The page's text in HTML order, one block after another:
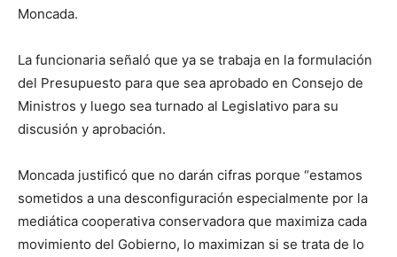
Moncada.
La funcionaria señaló que ya se trabaja en la formulación
del Presupuesto para que sea aprobado en Consejo de
Ministros y luego sea turnado al Legislativo para su
discusión y aprobación.
Moncada justificó que no darán cifras porque “estamos
sometidos a una desconfiguración especialmente por la
mediática cooperativa conservadora que maximiza cada
movimiento del Gobierno, lo maximizan si se trata de lo